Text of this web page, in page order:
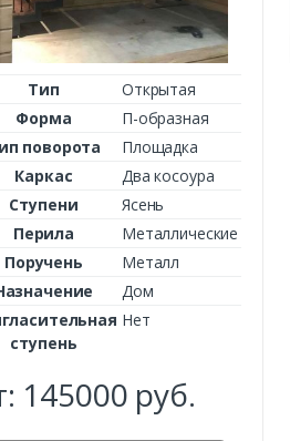
Тип
Открытая
Форма
П-образная
поворота
Площадка
Каркас
Два косоура
Ступени
Ясень
Перила
Металлические
Поручень
Металл
Дом
ступень
Нет
145000 руб.